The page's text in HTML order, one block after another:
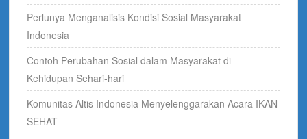
Perlunya Menganalisis Kondisi Sosial Masyarakat
Indonesia
Contoh Perubahan Sosial dalam Masyarakat di
Kehidupan Sehari-hari
Komunitas Altis Indonesia Menyelenggarakan Acara IKAN
SEHAT